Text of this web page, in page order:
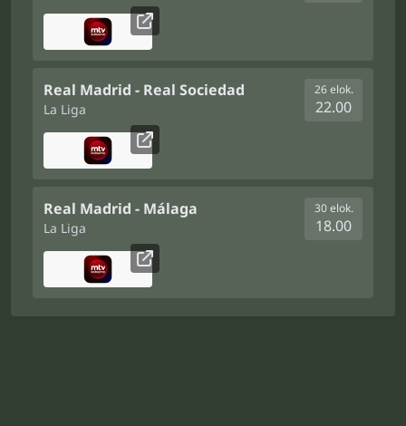
Real Madrid - Real Sociedad
La Liga
26 elok.
22.00
Real Madrid - Málaga
La Liga
30 elok.
18.00